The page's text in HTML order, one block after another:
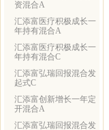
资混合A
汇添富医疗积极成长一
年持有混合A
汇添富医疗积极成长一
年持有混合C
汇添富弘瑞回报混合发
起式C
汇添富创新增长一年定
开混合A
汇添富弘瑞回报混合发